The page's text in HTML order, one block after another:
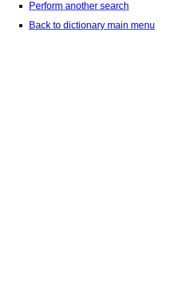
Perform another search
Back to dictionary main menu